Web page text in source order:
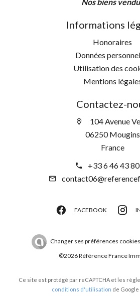
Nos biens
Informations
Honoraires
Données
Utilisation des
Mentions
Contactez-
104 Avenue
06250 Mougins
France
+33 6 46 43
FACEBOOK
Changer ses préférences cookies
©2026 Référence France
Ce site est protégé par reCAPTCHA et les
conditions d'utilisation de